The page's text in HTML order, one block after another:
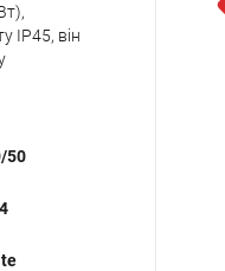
IP45, він
50